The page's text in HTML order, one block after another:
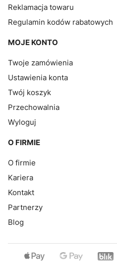
Reklamacja towaru
Regulamin kodów rabatowych
MOJE KONTO
Twoje zamówienia
Ustawienia konta
Twój koszyk
Przechowalnia
Wyloguj
O FIRMIE
O firmie
Kariera
Kontakt
Partnerzy
Blog